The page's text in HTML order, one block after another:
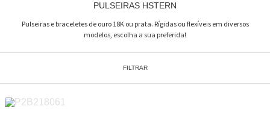
PULSEIRAS HSTERN
Pulseiras e braceletes de ouro 18K ou prata. Rígidas ou flexíveis em diversos
modelos, escolha a sua preferida!
FILTRAR